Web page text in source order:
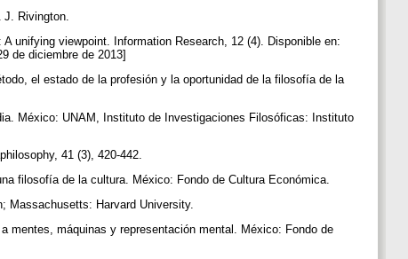
J. Rivington.
unifying viewpoint. Information Research, 12 (4). Disponible en:
de diciembre de 2013]
el estado de la profesión y la oportunidad de la filosofía de la
México: UNAM, Instituto de Investigaciones Filosóficas: Instituto
41 (3), 420-442.
filosofía de la cultura. México: Fondo de Cultura Económica.
Massachusetts: Harvard University.
mentes, máquinas y representación mental. México: Fondo de